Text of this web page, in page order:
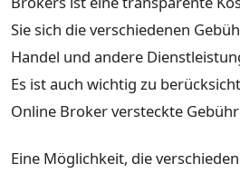
Sie sich die verschiedenen
Handel und andere
Es ist auch wichtig zu
Online Broker versteckte
Eine Möglichkeit, die